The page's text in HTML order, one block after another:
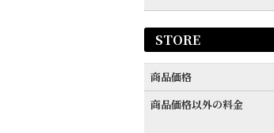
STORE
商品価格
商品価格以外の料金